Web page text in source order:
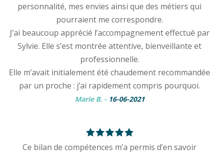
personnalité, mes envies ainsi que des métiers qui
pourraient me correspondre.
J’ai beaucoup apprécié l’accompagnement effectué par
Sylvie. Elle s’est montrée attentive, bienveillante et
professionnelle.
Elle m’avait initialement été chaudement recommandée
par un proche : j’ai rapidement compris pourquoi.
Marie B. - 16-06-2021
Ce bilan de compétences m’a permis d’en savoir